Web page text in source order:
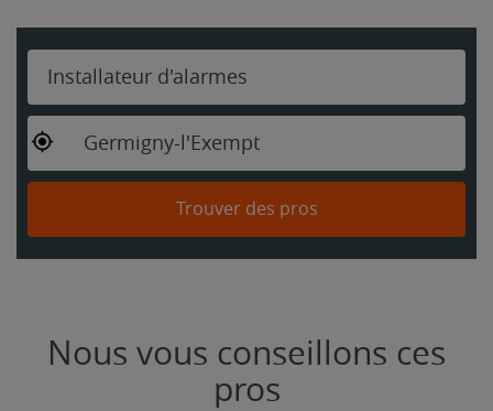
Installateur d'alarmes
Germigny-l'Exempt
Trouver des pros
Nous vous conseillons ces
pros